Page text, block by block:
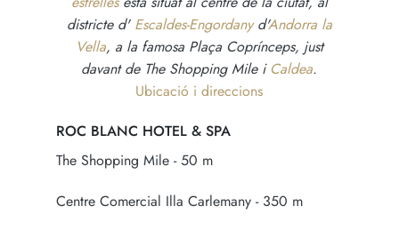
districte d' Escaldes-Engordanyd'Andorra la
Vella, a la famosa Plaça Coprínceps, just
davant de The Shopping Mile i Caldea.
Ubicació i direccions
ROC BLANC HOTEL & SPA
The Shopping Mile - 50 m
Centre Comercial Illa Carlemany - 350 m